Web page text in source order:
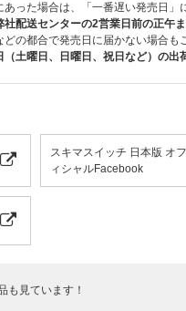
った場合は、「一番遅い発売日」
社配送センターの2営業日前の正午
の都合で発売日に届かない場合も
（土曜日、日曜日、祝日など）の出
スキマスイッチ 日本版 オフ
ィシャルFacebook
も見ています！